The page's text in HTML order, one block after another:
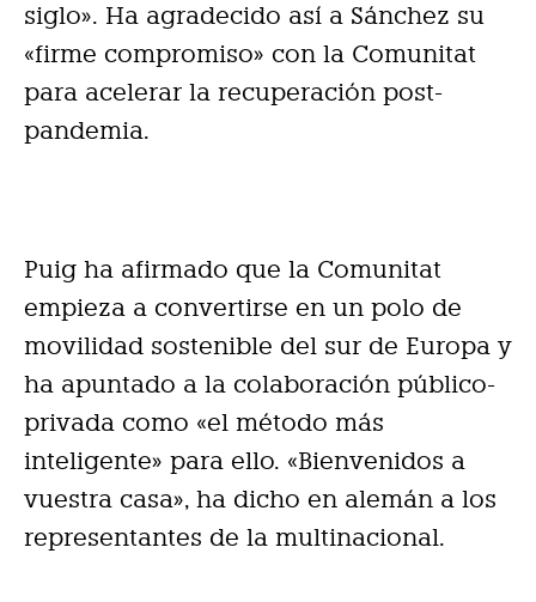
siglo». Ha agradecido así a Sánchez su
«firme compromiso» con la Comunitat
para acelerar la recuperación post-
pandemia.
Puig ha afirmado que la Comunitat
empieza a convertirse en un polo de
movilidad sostenible del sur de Europa y
ha apuntado a la colaboración público-
privada como «el método más
inteligente» para ello. «Bienvenidos a
vuestra casa», ha dicho en alemán a los
representantes de la multinacional.